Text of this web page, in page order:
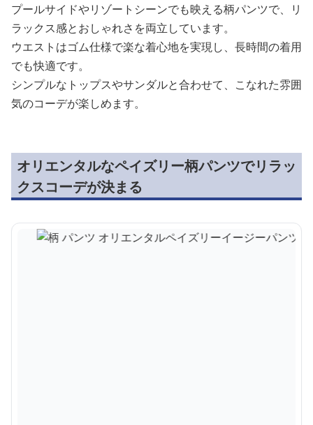
プールサイドやリゾートシーンでも映える柄パンツで、リ
ラックス感とおしゃれさを両立しています。
ウエストはゴム仕様で楽な着心地を実現し、長時間の着用
でも快適です。
シンプルなトップスやサンダルと合わせて、こなれた雰囲
気のコーデが楽しめます。
オリエンタルなペイズリー柄パンツでリラッ
クスコーデが決まる